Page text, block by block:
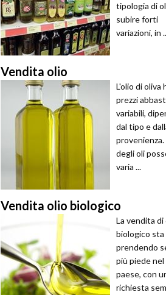
tipologia di
subire forti
variazioni, in
Vendita olio
L'olio di oliva
prezzi
variabili,
dal tipo e
provenienza.
degli oli
varia ...
Vendita olio biologico
La vendita di
biologico sta
prendendo
più piede
paese, con
richiesta